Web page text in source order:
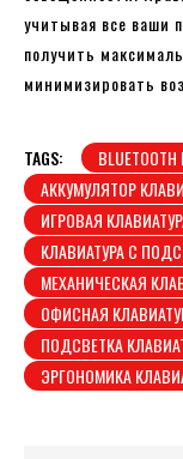
учитывая все ваши
получить
минимизировать
TAGS:
АККУМУЛЯТОР
ИГРОВАЯ
КЛАВИАТУРА С
МЕХАНИЧЕСКАЯ
ОФИСНАЯ
ПОДСВЕТКА
ЭРГОНОМИКА